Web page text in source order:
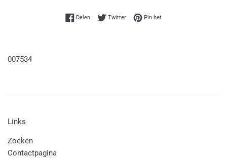
DelenDelen op Facebook
TwitterTwitteren op Twitter
Pin hetPinnen op Pinterest
007534
Links
Zoeken
Contactpagina